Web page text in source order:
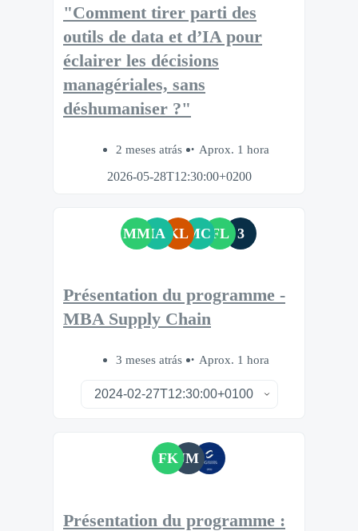
"Comment tirer parti des
outils de data et d’IA pour
éclairer les décisions
managériales, sans
déshumaniser ?"
2 meses atrás
Aprox. 1 hora
2026-05-28T12:30:00+0200
MMIA KLMC FL 3
Présentation du programme -
MBA Supply Chain
3 meses atrás Aprox. 1 hora
FK JM
Présentation du programme :